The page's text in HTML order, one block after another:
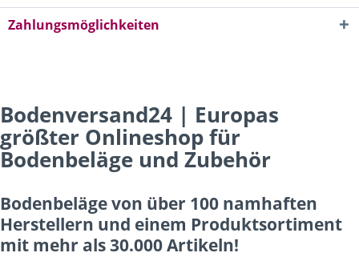
Zahlungsmöglichkeiten
Bodenversand24 | Europas
größter Onlineshop für
Bodenbeläge und Zubehör
Bodenbeläge von über 100 namhaften
Herstellern und einem Produktsortiment
mit mehr als 30.000 Artikeln!